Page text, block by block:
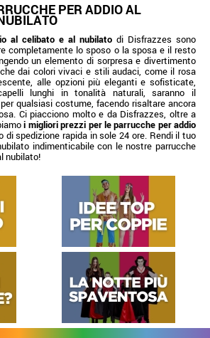
PER ADDIO AL
al celibato e al nubilato di Disfrazzes sono
completamente lo sposo o la sposa e il resto
un elemento di sorpresa e divertimento
dai colori vivaci e stili audaci, come il rosa
alle opzioni più eleganti e sofisticate,
lunghi in tonalità naturali, saranno il
qualsiasi costume, facendo risaltare ancora
Ci piacciono molto e da Disfrazzes, oltre a
i migliori prezzi per le parrucche per addio
di spedizione rapida in sole 24 ore. Rendi il tuo
indimenticabile con le nostre parrucche
nubilato!